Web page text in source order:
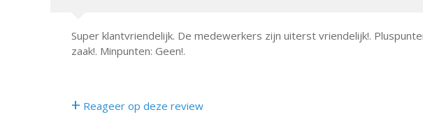
Super klantvriendelijk. De medewerkers zijn uiterst vriendelijk!.
zaak!. Minpunten: Geen!.
+ Reageer op deze review